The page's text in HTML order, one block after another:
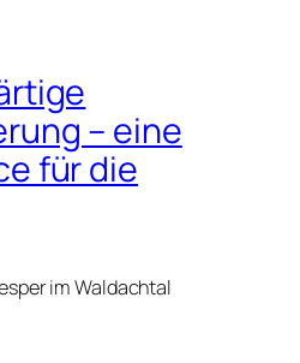
– eine
für die
im Waldachtal